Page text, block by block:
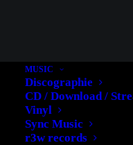
MUSIC
Discographie
CD / Download /
Vinyl
Sync Music
r3w records